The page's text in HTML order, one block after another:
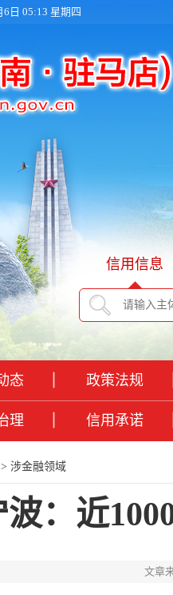
日 05:13 星期四
信用信息
态 政策法规
理 信用承诺
> 涉金融领域
：近
文章